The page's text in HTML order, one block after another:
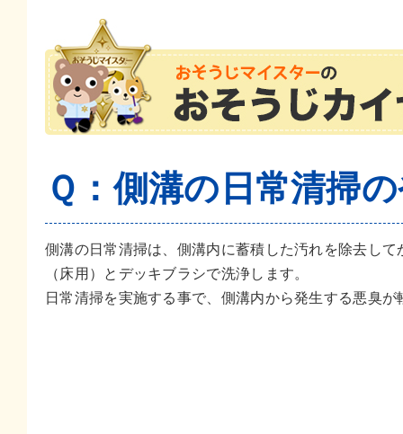
Ｑ：側溝の日常清掃
側溝の日常清掃は、側溝内に蓄積した汚れを除去して
（床用）とデッキブラシで洗浄します。
日常清掃を実施する事で、側溝内から発生する悪臭が